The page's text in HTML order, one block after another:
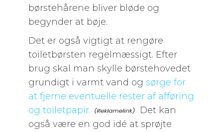
børstehårene bliver bløde og
begynder at bøje.
Det er også vigtigt at rengøre
toiletbørsten regelmæssigt. Efter
brug skal man skylle børstehovedet
grundigt i varmt vand og sørge for
at fjerne eventuelle rester af afføring
og toiletpapir.
Det kan
også være en god idé at sprøjte